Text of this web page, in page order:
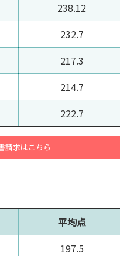
238.12
232.7
217.3
214.7
222.7
請求はこちら
平均点
197.5